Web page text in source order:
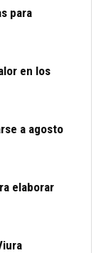
para
en los
a agosto
elaborar